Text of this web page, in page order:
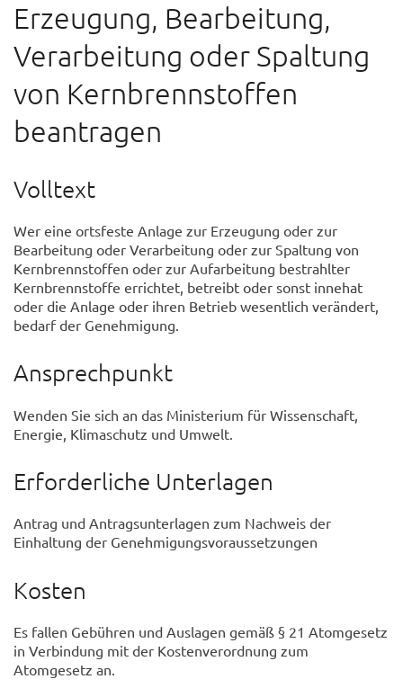
Erzeugung, Bearbeitung,
Verarbeitung oder Spaltung
von Kernbrennstoffen
beantragen
Volltext
Wer eine ortsfeste Anlage zur Erzeugung oder zur
Bearbeitung oder Verarbeitung oder zur Spaltung von
Kernbrennstoffen oder zur Aufarbeitung bestrahlter
Kernbrennstoffe errichtet, betreibt oder sonst innehat
oder die Anlage oder ihren Betrieb wesentlich verändert,
bedarf der Genehmigung.
Ansprechpunkt
Wenden Sie sich an das Ministerium für Wissenschaft,
Energie, Klimaschutz und Umwelt.
Erforderliche Unterlagen
Antrag und Antragsunterlagen zum Nachweis der
Einhaltung der Genehmigungsvoraussetzungen
Kosten
Es fallen Gebühren und Auslagen gemäß § 21 Atomgesetz
in Verbindung mit der Kostenverordnung zum
Atomgesetz an.